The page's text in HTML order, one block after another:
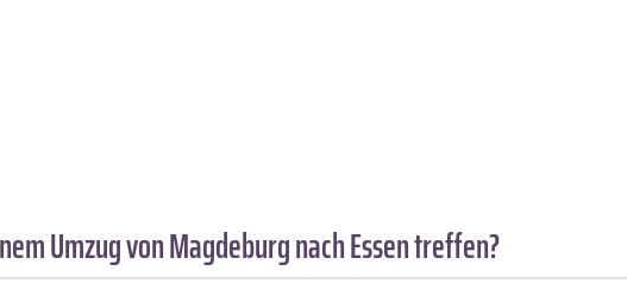
Umzug von Magdeburg nach Essen treffen?